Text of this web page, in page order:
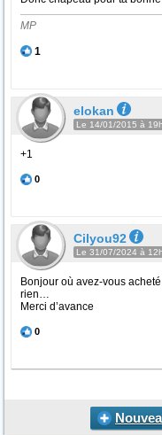
MP
1
elokan
Le 14/01/2015 à
+1
0
Cilyou92
Le 31/07/2024 à
Bonjour où avez-vous
rien…
Merci d’avance
0